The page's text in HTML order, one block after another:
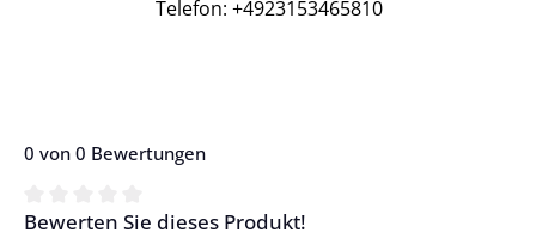
Telefon: +4923153465810
0 von 0 Bewertungen
Durchschnittliche Bewertung von 0 von 5 Sternen
Bewerten Sie dieses Produkt!